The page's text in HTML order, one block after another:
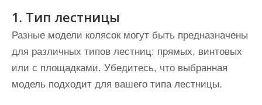
1. Тип лестницы
Разные модели колясок могут быть предназначены
для различных типов лестниц: прямых, винтовых
или с площадками. Убедитесь, что выбранная
модель подходит для вашего типа лестницы.